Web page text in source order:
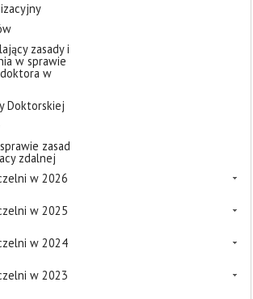
zasady i
w sprawie
w
Doktorskiej
zasad
zdalnej
w 2026
w 2025
w 2024
w 2023